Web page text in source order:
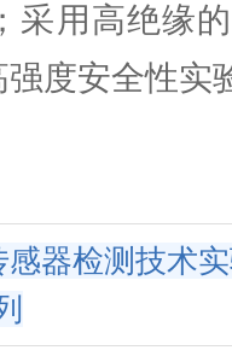
采用高绝缘
度安全性实
器检测技术